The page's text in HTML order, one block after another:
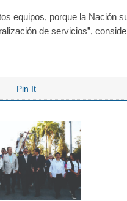
equipos, porque la Nación
de servicios”,
Pin It